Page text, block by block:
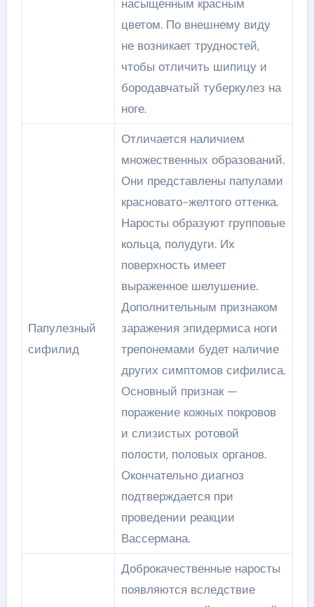
насыщенным красным
цветом. По внешнему виду
не возникает трудностей,
чтобы отличить шипицу и
бородавчатый туберкулез на
ноге.
Папулезный
сифилид
Отличается наличием
множественных образований.
Они представлены папулами
красновато-желтого оттенка.
Наросты образуют групповые
кольца, полудуги. Их
поверхность имеет
выраженное шелушение.
Дополнительным признаком
заражения эпидермиса ноги
трепонемами будет наличие
других симптомов сифилиса.
Основный признак —
поражение кожных покровов
и слизистых ротовой
полости, половых органов.
Окончательно диагноз
подтверждается при
проведении реакции
Вассермана.
Доброкачественные наросты
появляются вследствие